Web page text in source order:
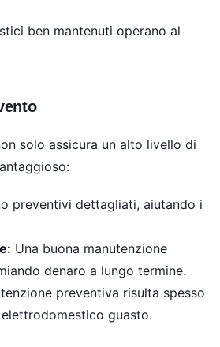
ben mantenuti operano al
solo assicura un alto livello di
preventivi dettagliati, aiutando i
Una buona manutenzione
denaro a lungo termine.
preventiva risulta spesso
guasto.